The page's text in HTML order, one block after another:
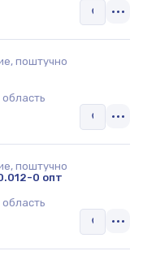
поштучно
поштучно
0 опт